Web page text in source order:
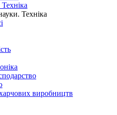
Техніка
виробництв